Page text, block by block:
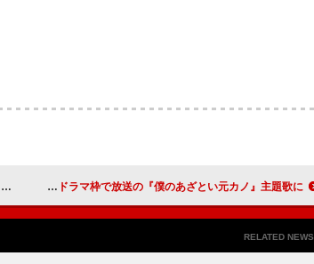
indigo la End、新曲「ナハト」が金曜ナイトドラマ枠で放送の『僕のあざとい元カノ』主題歌に
RELATED NEWS